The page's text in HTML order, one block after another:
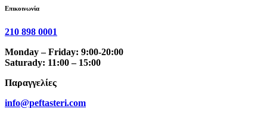
Επικοινωνία
210 898 0001
Monday – Friday: 9:00-20:00
Saturady: 11:00 – 15:00
Παραγγελίες
info@peftasteri.com